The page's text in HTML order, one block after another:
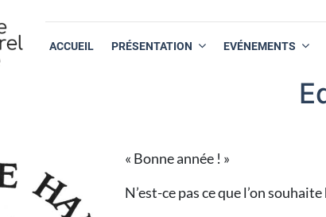
ACCUEIL PRÉSENTATION EVÉNEMENTS
« Bonne année ! »
N’est-ce pas ce que l’on